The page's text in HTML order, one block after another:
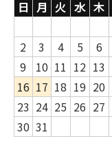
日 月 火 水 木
2
3 4 5 6
9
10 11 12 13
16 17 18 19 20
23 24 25 26 27
30 31